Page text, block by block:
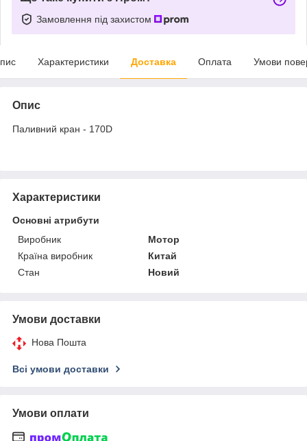
Замовлення під захистом
Характеристики Доставка Оплата Умови
Опис
Паливний кран - 170D
Характеристики
Основні атрибути
Виробник
Мотор
Країна виробник
Китай
Стан
Новий
Умови доставки
Нова Пошта
Всі умови доставки
Умови оплати